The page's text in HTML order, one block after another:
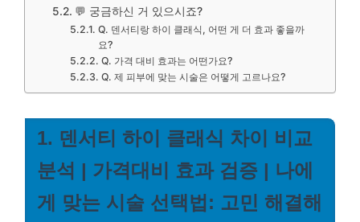
💬 궁금하신 거 있으시죠?
Q. 덴서티랑 하이 클래식, 어떤 게 더 효과 좋을까
요?
Q. 가격 대비 효과는 어떤가요?
Q. 제 피부에 맞는 시술은 어떻게 고르나요?
1. 덴서티 하이 클래식 차이 비교
분석 | 가격대비 효과 검증 | 나에
게 맞는 시술 선택법: 고민 해결해